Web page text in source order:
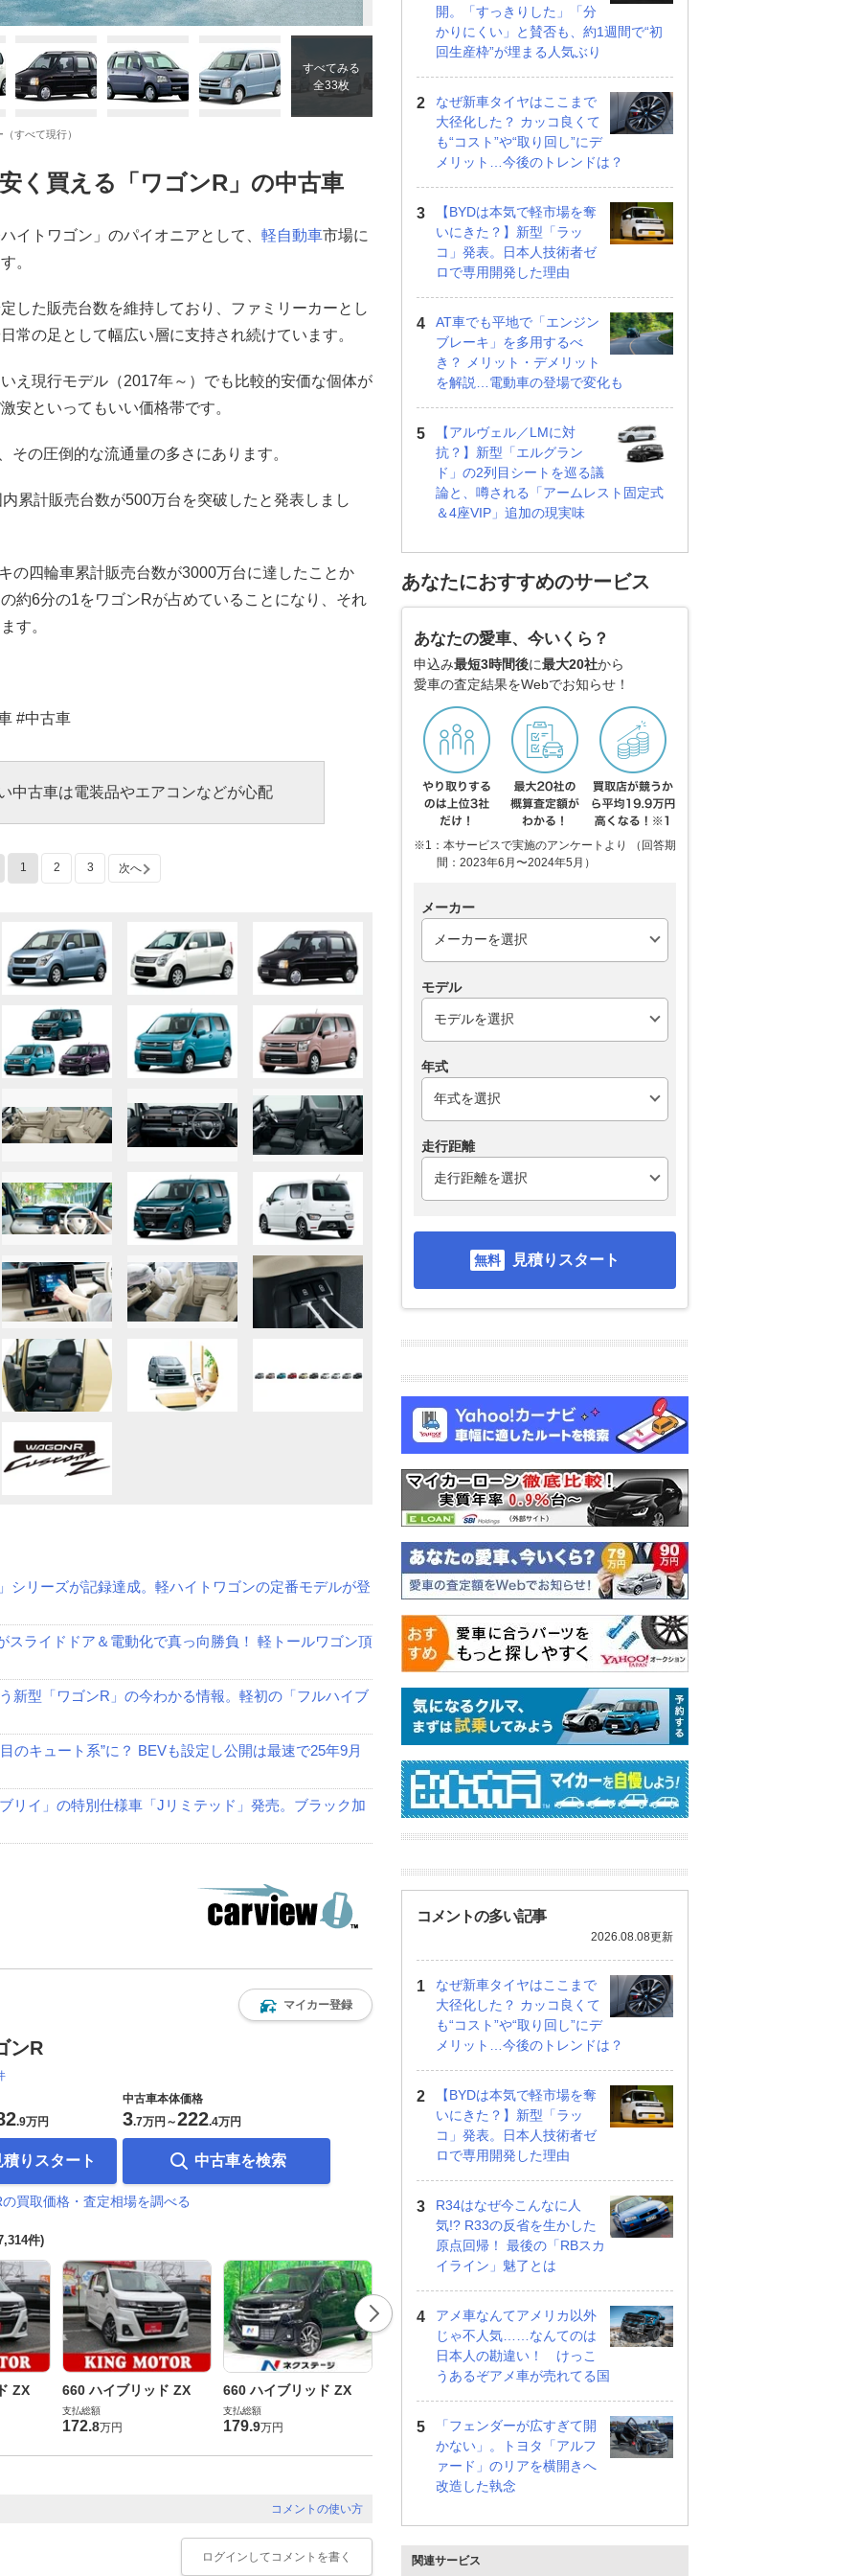
すべてみる
全33枚
すべて現行）
く買える「ワゴンR」の中古車
イトワゴン」のパイオニアとして、 軽自動車市場に
。
した販売台数を維持しており、ファミリーカーとし
常の足として幅広い層に支持され続けています。
え現行モデル（2017年～）でも比較的安価な個体が
安といってもいい価格帯です。
の圧倒的な流通量の多さにあります。
累計販売台数が500万台を突破したと発表しまし
の四輪車累計販売台数が3000万台に達したことか
約6分の1をワゴンRが占めていることになり、それ
す。
#中古車
中古車は電装品やエアコンなどが心配
1 2 3 次へ
シリーズが記録達成。軽ハイトワゴンの定番モデルが登
スライドドア＆電動化で真っ向勝負！ 軽トールワゴン頂
新型「ワゴンR」の今わかる情報。軽初の「フルハイブ
のキュート系”に？ BEVも設定し公開は最速で25年9月
リイ」の特別仕様車「Jリミテッド」発売。ブラック加
マイカー登録
ンR
.9万円
りスタート
中古車本体価格
3.7万円 ～222.4万円
中古車を検索
買取価格・査定相場を調べる
件)
ZX 660 ハイブリッド ZX
支払総額
172.8万円
660 ハイブリッド ZX
支払総額
179.9万円
660 ハイブリッド ZX
支払総額
9万円
660 ZL
支払総額
146.9 万円
コメントの使い方
ログイン してコメントを書く
開。「すっきりした」「分
かりにくい」と賛否も、約1週間で“初
回生産枠”が埋まる人気ぶり
なぜ新車タイヤはここまで
大径化した？ カッコ良くて
も“コスト”や“取り回し”にデ
メリット…今後のトレンドは？
【BYDは本気で軽市場を奪
いにきた？】新型「ラッ
コ」発表。日本人技術者ゼ
ロで専用開発した理由
AT車でも平地で「エンジン
ブレーキ」を多用するべ
き？ メリット・デメリット
を解説…電動車の登場で変化も
【アルヴェル／LMに対
抗？】新型「エルグラン
ド」の2列目シートを巡る議
論と、噂される「アームレスト固定式
＆4座VIP」追加の現実味
あなたにおすすめのサービス
あなたの愛車、今いくら？
申込み最短3時間後に最大20社から
愛車の査定結果をWebでお知らせ！
※1：本サービスで実施のアンケートより （回答期
間：2023年6月〜2024年5月）
メーカー
モデル
年式
走行距離
見積りスタート
コメントの多い記事
2026.08.08更新
なぜ新車タイヤはここまで
大径化した？ カッコ良くて
も“コスト”や“取り回し”にデ
メリット…今後のトレンドは？
【BYDは本気で軽市場を奪
いにきた？】新型「ラッ
コ」発表。日本人技術者ゼ
ロで専用開発した理由
R34はなぜ今こんなに人
気!? R33の反省を生かした
原点回帰！ 最後の「RBスカ
イライン」魅了とは
アメ車なんてアメリカ以外
じゃ不人気……なんてのは
日本人の勘違い！ けっこ
うあるぞアメ車が売れてる国
「フェンダーが広すぎて開
かない」。トヨタ「アルフ
ァード」のリアを横開きへ
改造した執念
関連サービス